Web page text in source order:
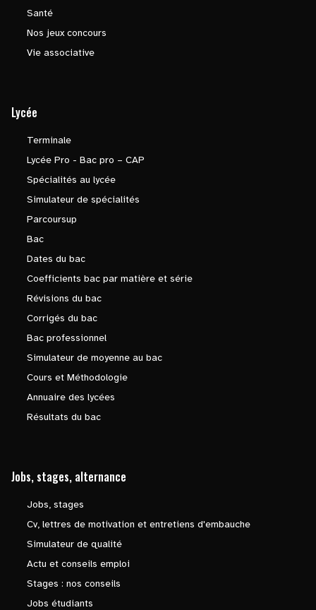
Santé
Nos jeux concours
Vie associative
Lycée
Terminale
Lycée Pro - Bac pro – CAP
Spécialités au lycée
Simulateur de spécialités
Parcoursup
Bac
Dates du bac
Coefficients bac par matière et série
Révisions du bac
Corrigés du bac
Bac professionnel
Simulateur de moyenne au bac
Cours et Méthodologie
Annuaire des lycées
Résultats du bac
Jobs, stages, alternance
Jobs, stages
Cv, lettres de motivation et entretiens d'embauche
Simulateur de qualité
Actu et conseils emploi
Stages : nos conseils
Jobs étudiants